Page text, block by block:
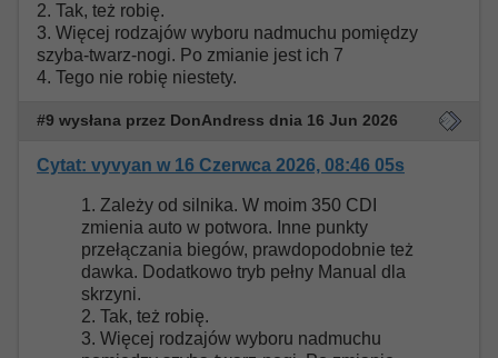
2. Tak, też robię.
3. Więcej rodzajów wyboru nadmuchu pomiędzy
szyba-twarz-nogi. Po zmianie jest ich 7
4. Tego nie robię niestety.
#9 wysłana przez DonAndress dnia 16 Jun 2026
Cytat: vyvyan w 16 Czerwca 2026, 08:46 05s
1. Zależy od silnika. W moim 350 CDI
zmienia auto w potwora. Inne punkty
przełączania biegów, prawdopodobnie też
dawka. Dodatkowo tryb pełny Manual dla
skrzyni.
2. Tak, też robię.
3. Więcej rodzajów wyboru nadmuchu